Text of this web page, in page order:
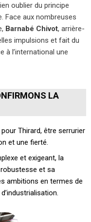
oublier du principe
Face aux nombreuses
Barnabé Chivot, arrière-
impulsions et fait du
à l’international une
LA
pour Thirard, être serrurier
et une fierté.
et exigeant, la
et sa
ambitions en termes de